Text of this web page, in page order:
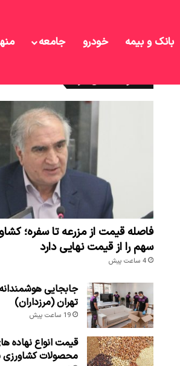
بانک و بیمه خودرو جامعه
فاصله قیمت از مزرعه تا سفره؛
سهم را از قیمت نهایی دارد
4 ساعت پیش
جابجایی
تهران (مرزداران)
19 ساعت پیش
قیمت انواع نهاده
محصولات کشاورزی ۱۵ مرداد ۱۴۰۵